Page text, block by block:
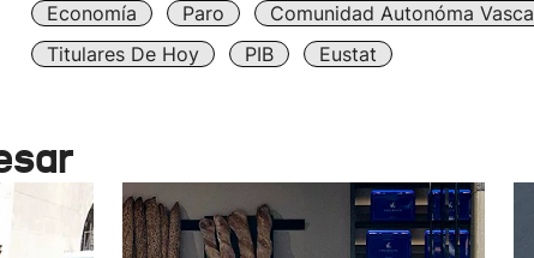
Economía Paro Comunidad Autonóma Vasca
Titulares De Hoy
PIB Eustat